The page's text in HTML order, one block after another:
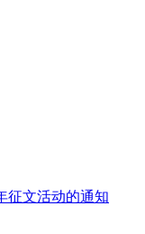
征文活动的通知